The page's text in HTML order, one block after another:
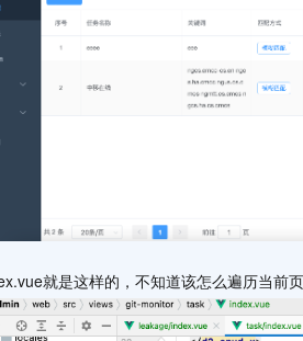
就是这样的，不知道该怎么遍历当前